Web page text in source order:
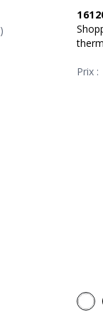
)
Prix :